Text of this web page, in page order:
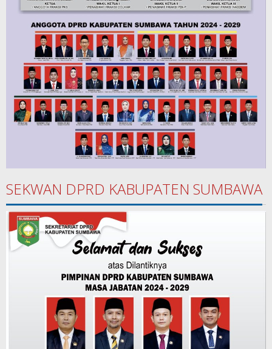
SEKWAN DPRD KABUPATEN SUMBAWA